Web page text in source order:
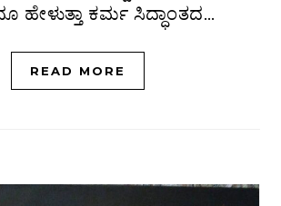
ಹೇಳುತ್ತಾ ಕರ್ಮ ಸಿದ್ಧಾಂತದ…
READ MORE